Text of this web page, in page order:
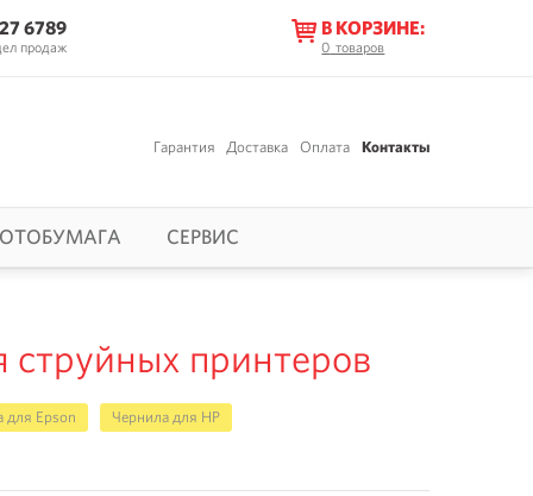
6789
продаж
В КОРЗИНЕ:
0 товаров
Гарантия Доставка Оплата Контакты
СЕРВИС
принтеров
для Epson Чернила для HP